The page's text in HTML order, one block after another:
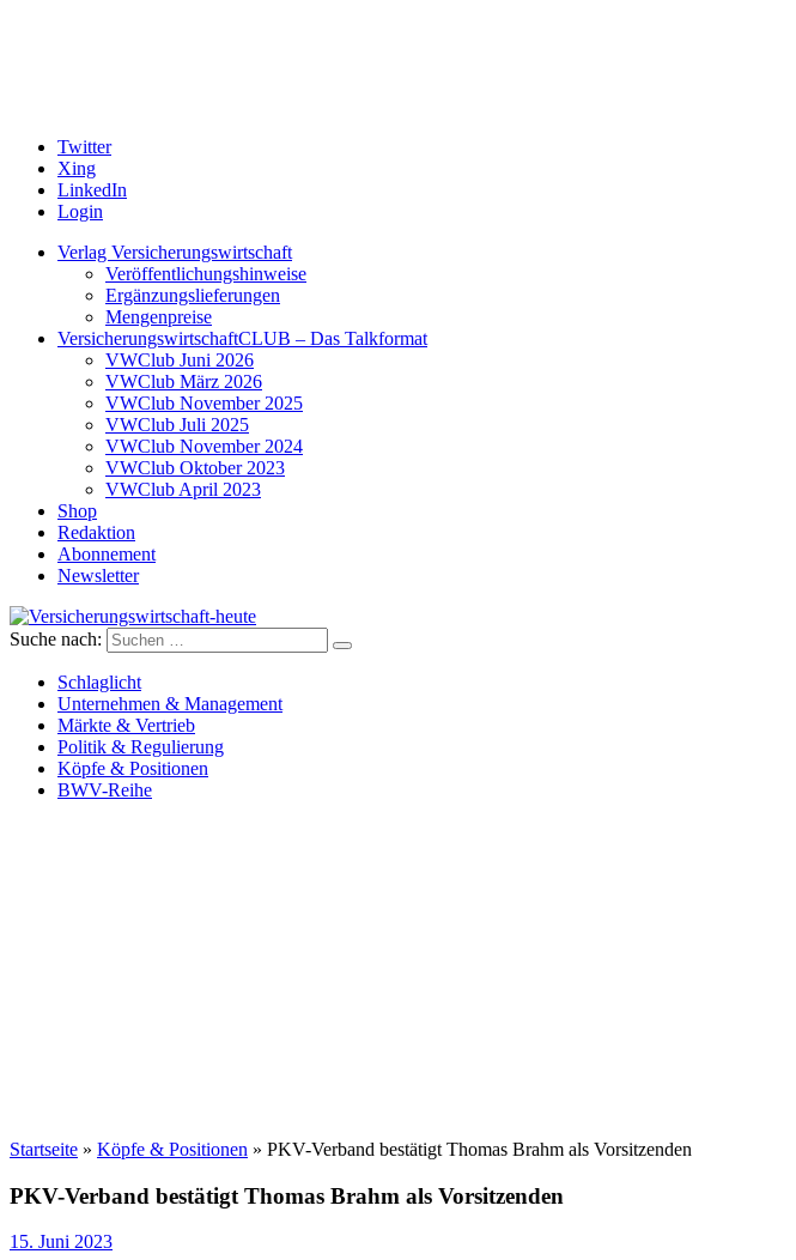
Twitter
Xing
LinkedIn
Login
Verlag Versicherungswirtschaft
Veröffentlichungshinweise
Ergänzungslieferungen
Mengenpreise
VersicherungswirtschaftCLUB – Das Talkformat
VWClub Juni 2026
VWClub März 2026
VWClub November 2025
VWClub Juli 2025
VWClub November 2024
VWClub Oktober 2023
VWClub April 2023
Shop
Redaktion
Abonnement
Newsletter
Versicherungswirtschaft-heute
Suche nach:
Schlaglicht
Unternehmen & Management
Märkte & Vertrieb
Politik & Regulierung
Köpfe & Positionen
BWV-Reihe
Startseite » Köpfe & Positionen » PKV-Verband bestätigt Thomas Brahm als Vorsitzenden
PKV-Verband bestätigt Thomas Brahm als Vorsitzenden
15. Juni 2023